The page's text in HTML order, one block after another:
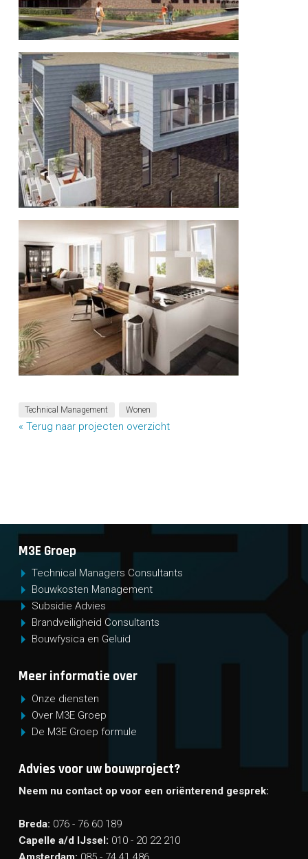
Technical Management Wonen
« Terug naar projecten overzicht
M3E Groep
Technical Managers Consultants
Bouwkosten Management
Subsidie Advies
Brandveiligheid Consultants
Bouwfysica en Geluid
Meer informatie over
Onze diensten
Over M3E Groep
De M3E Groep formule
Advies voor uw bouwproject?
Neem nu contact op voor een oriënterend gesprek:
Breda: 076 - 76 60 189
Capelle a/d IJssel: 010 - 20 22 210